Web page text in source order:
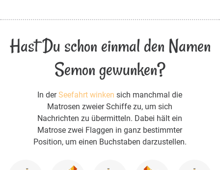
Hast Du schon einmal den Namen
Semon gewunken?
In derSeefahrt winken sich manchmal die
Matrosen zweier Schiffe zu, um sich
Nachrichten zu übermitteln. Dabei hält ein
Matrose zwei Flaggen in ganz bestimmter
Position, um einen Buchstaben darzustellen.